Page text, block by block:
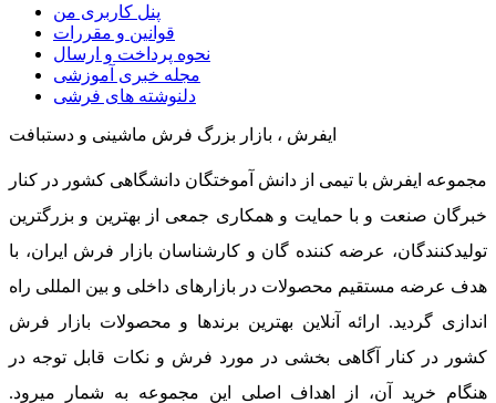
پنل کاربری من
قوانین و مقررات
نحوه پرداخت و ارسال
مجله خبری آموزشی
دلنوشته های فرشی
ایفرش ، بازار بزرگ فرش ماشینی و دستبافت
مجموعه ایفرش با تیمی از دانش آموختگان دانشگاهی کشور در کنار
خبرگان صنعت و با حمایت و همکاری جمعی از بهترین و بزرگترین
تولیدکنندگان، عرضه کننده گان و کارشناسان بازار فرش ایران، با
هدف عرضه مستقیم محصولات در بازارهای داخلی و بین المللی راه
اندازی گردید. ارائه آنلاین بهترین برندها و محصولات بازار فرش
کشور در کنار آگاهی بخشی در مورد فرش و نکات قابل توجه در
هنگام خرید آن، از اهداف اصلی این مجموعه به شمار میرود.